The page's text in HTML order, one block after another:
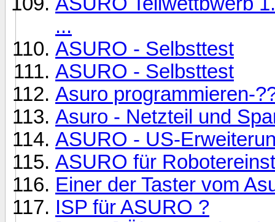
...
ASURO - Selbsttest
ASURO - Selbsttest
Asuro programmieren-
Asuro - Netzteil und
ASURO - US-
ASURO für
Einer der Taster vom
ISP für ASURO ?